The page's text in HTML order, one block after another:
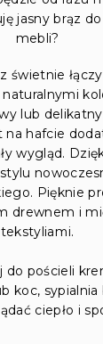
jasny brąz
mebli?
świetnie
lub
na hafcie
wygląd.
Pięknie
drewnem i
tekstyliami.
do pościeli
koc, sypialnia
ciepło i